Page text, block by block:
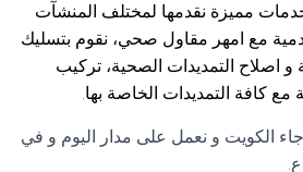
مميزة نقدمها لمختلف المنشآت
مع امهر مقاول صحي، نقوم بتسليك
اصلاح التمديدات الصحية، تركيب
مع كافة التمديدات الخاصة بها.
الكويت و نعمل على مدار اليوم و في